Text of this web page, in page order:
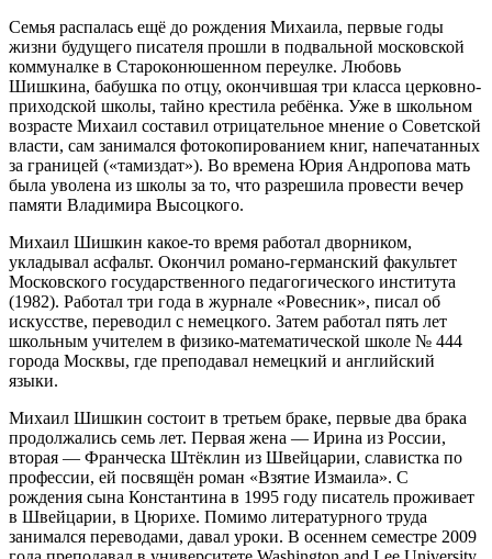
Семья распалась ещё до рождения Михаила, первые годы
жизни будущего писателя прошли в подвальной московской
коммуналке в Староконюшенном переулке. Любовь
Шишкина, бабушка по отцу, окончившая три класса церковно-
приходской школы, тайно крестила ребёнка. Уже в школьном
возрасте Михаил составил отрицательное мнение о Советской
власти, сам занимался фотокопированием книг, напечатанных
за границей («тамиздат»). Во времена Юрия Андропова мать
была уволена из школы за то, что разрешила провести вечер
памяти Владимира Высоцкого.
Михаил Шишкин какое-то время работал дворником,
укладывал асфальт. Окончил романо-германский факультет
Московского государственного педагогического института
(1982). Работал три года в журнале «Ровесник», писал об
искусстве, переводил с немецкого. Затем работал пять лет
школьным учителем в физико-математической школе № 444
города Москвы, где преподавал немецкий и английский
языки.
Михаил Шишкин состоит в третьем браке, первые два брака
продолжались семь лет. Первая жена — Ирина из России,
вторая — Франческа Штёклин из Швейцарии, славистка по
профессии, ей посвящён роман «Взятие Измаила». С
рождения сына Константина в 1995 году писатель проживает
в Швейцарии, в Цюрихе. Помимо литературного труда
занимался переводами, давал уроки. В осеннем семестре 2009